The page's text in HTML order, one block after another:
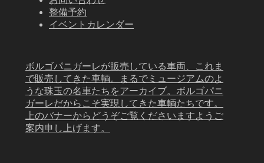
整備予約
イベントカレンダー
ボルゴパニガーレが販売している車両、これま
で販売してきた車輌。まるでミュージアムのよ
うな珠玉の名車たちをアーカイブ。ボルゴパニ
ガーレだからこそ実現してきた車輌たちです。
上のバナーからどうぞご覧くださいますようご
案内申し上げます。